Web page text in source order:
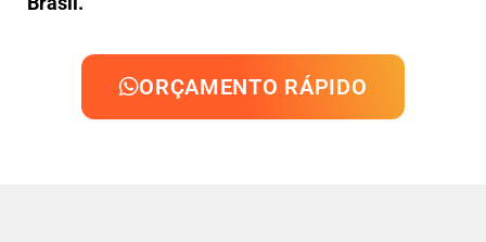
ORÇAMENTO RÁPIDO